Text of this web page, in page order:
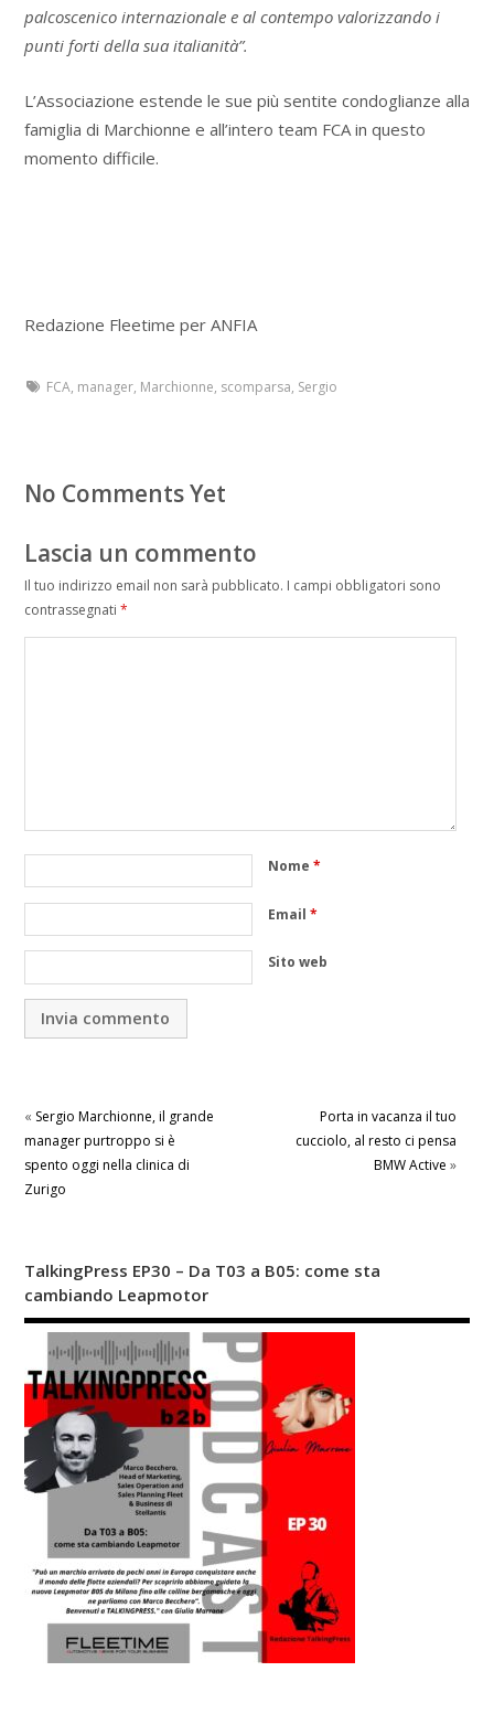
palcoscenico internazionale e al contempo valorizzando i
punti forti della sua italianità”.
L’Associazione estende le sue più sentite condoglianze alla
famiglia di Marchionne e all’intero team FCA in questo
momento difficile.
Redazione Fleetime per ANFIA
FCA, manager, Marchionne, scomparsa, Sergio
No Comments Yet
Lascia un commento
Il tuo indirizzo email non sarà pubblicato. I campi obbligatori sono
contrassegnati *
Nome *
Email *
Sito web
« Sergio Marchionne, il grande
manager purtroppo si è
spento oggi nella clinica di
Zurigo
Porta in vacanza il tuo
cucciolo, al resto ci pensa
BMW Active »
TalkingPress EP30 – Da T03 a B05: come sta
cambiando Leapmotor